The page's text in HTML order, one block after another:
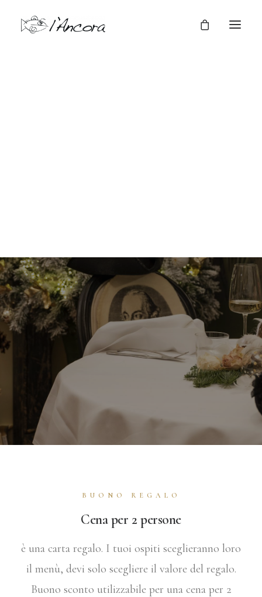
BUONO REGALO
Cena per 2 persone
è una carta regalo. I tuoi ospiti sceglieranno loro
il menù, devi solo scegliere il valore del regalo.
Buono sconto utilizzabile per una cena per 2